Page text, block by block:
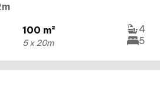
100 m²
5 x 20m
4
5